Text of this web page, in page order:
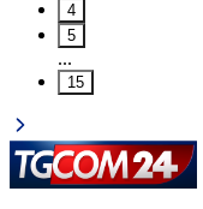
4
5
...
15